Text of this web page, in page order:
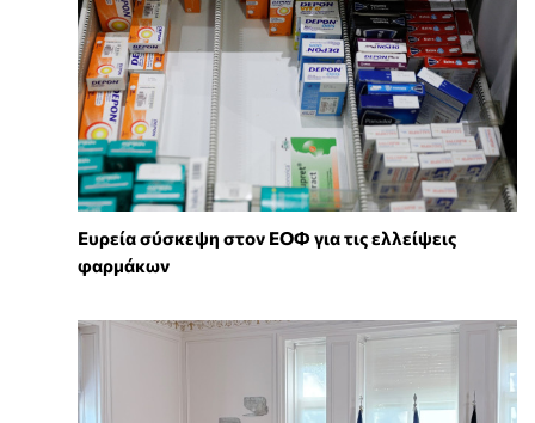
Ευρεία σύσκεψη στον ΕΟΦ για τις ελλείψεις
φαρμάκων